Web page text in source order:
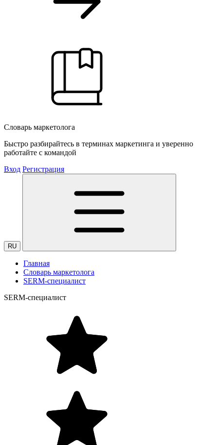
Словарь маркетолога
Быстро разбирайтесь в терминах маркетинга и уверенно
работайте с командой
Вход Регистрация
RU
Главная
Словарь маркетолога
SERM-специалист
SERM-специалист